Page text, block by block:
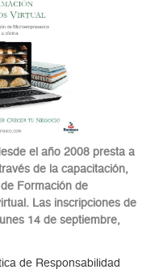
el año 2008 presta a
de la capacitación,
Formación de
Las inscripciones de
14 de septiembre,
de Responsabilidad